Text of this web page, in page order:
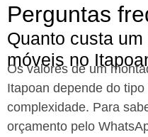
Perguntas
Quanto custa
móveis no
Os valores de um
Itapoan depende do
complexidade. Para
orçamento pelo